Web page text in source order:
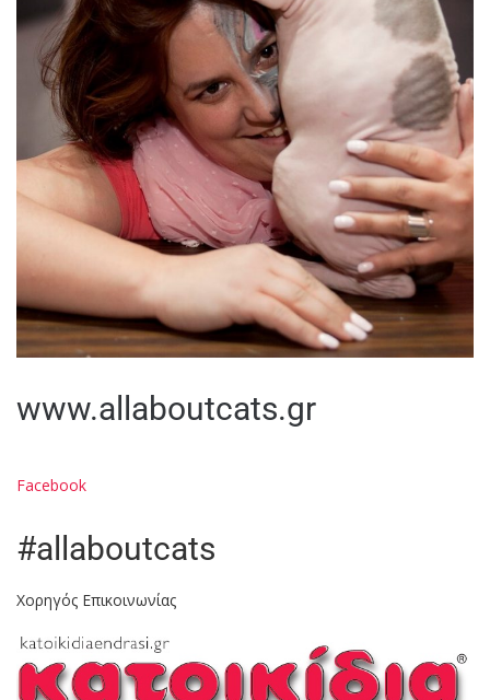
www.allaboutcats.gr
Facebook
#allaboutcats
Χορηγός Επικοινωνίας